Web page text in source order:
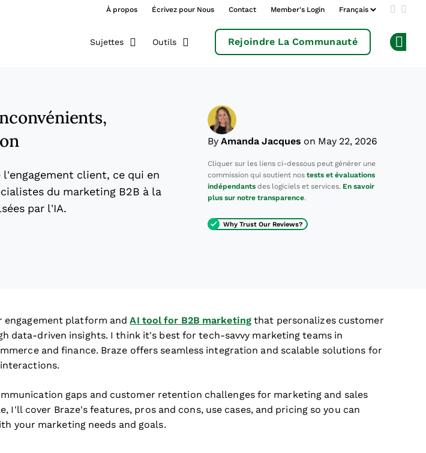
À propos Écrivez pour Nous Contact Member's Login Add us
Sujettes Outils Rejoindre La Communauté
client, ce qui en
du marketing B2B à la
par l’IA.
By Amanda Jacques on May 22, 2026
Cliquer sur les liens ci-dessous peut générer une
commission qui soutient nos tests et évaluations
indépendants des logiciels et services. En savoir
plus sur notre transparence.
Why Trust Our Reviews?
engagement platform andAI tool for B2B marketingthat personalizes customer
data-driven insights. I think it's best for tech-savvy marketing teams in
and finance. Braze offers seamless integration and scalable solutions for
gaps and customer retention challenges for marketing and sales
I'll cover Braze's features, pros and cons, use cases, and pricing so you can
your marketing needs and goals.